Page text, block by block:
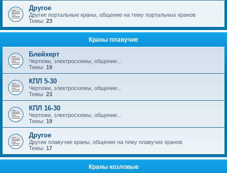
Другое
Другие портальные краны, общение на тему портальных кранов
Темы: 23
Краны плавучие
Блейхерт
Чертежи, электросхемы, общение...
Темы: 19
КПЛ 5-30
Чертежи, электросхемы, общение...
Темы: 23
КПЛ 16-30
Чертежи, электросхемы, общение...
Темы: 19
Другое
Другие плавучие краны, общение на тему плавучих кранов
Темы: 17
Краны козловые